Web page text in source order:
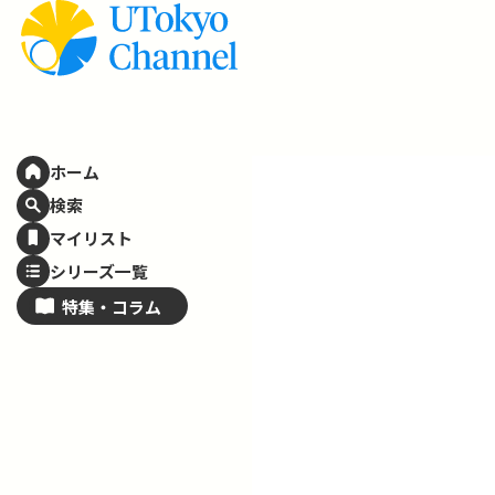
ホーム
検索
マイリスト
シリーズ一覧
特集・ コラム